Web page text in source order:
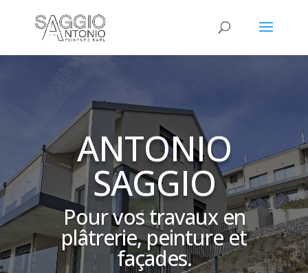
ANTONIO
SAGGIO
Pour vos travaux en
plâtrerie, peinture et
façades.